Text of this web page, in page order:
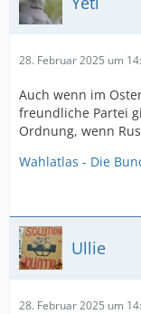
28. Februar 2025 um
Auch wenn im
freundliche Partei
Ordnung, wenn
Wahlatlas - Die
Ullie
28. Februar 2025 um